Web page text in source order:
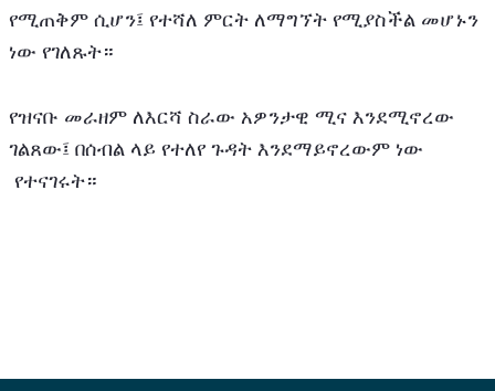
የሚጠቅም ሲሆን፤ የተሻለ ምርት ለማግኘት የሚያስችል መሆኑን
ነው የገለጹት።
የዝናቡ መራዘም ለእርሻ ስራው አዎንታዊ ሚና እንደሚኖረው
ገልጸው፤ በሰብል ላይ የተለየ ጉዳት እንደማይኖረውም ነው
የተናገሩት።